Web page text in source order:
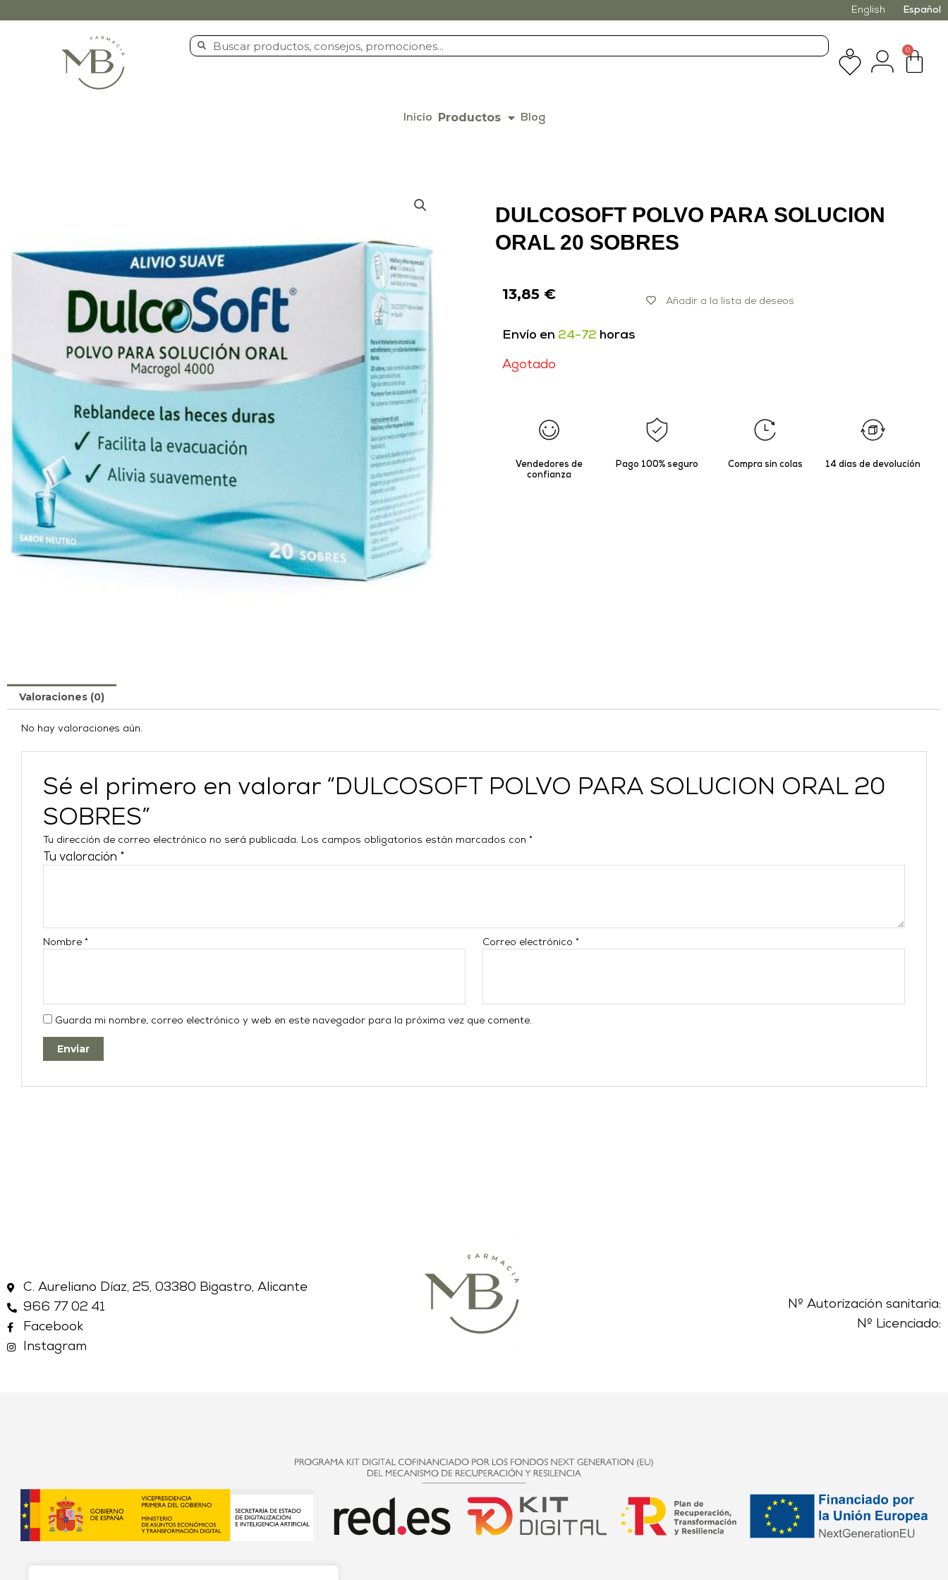
English Español
0
Inicio Productos Blog
DULCOSOFT POLVO PARA SOLUCION
ORAL 20 SOBRES
13,85 € Añadir a la lista de deseos
Envío en 24-72 horas
Agotado
Vendedores de
confianza
Pago 100% seguro Compra sin colas 14 días de devolución
Valoraciones (0)
No hay valoraciones aún.
Sé el primero en valorar “DULCOSOFT POLVO PARA SOLUCION ORAL 20
SOBRES”
Tu dirección de correo electrónico no será publicada. Los campos obligatorios están marcados con*
Tu valoración *
Nombre* Correo electrónico*
Guarda mi nombre, correo electrónico y web en este navegador para la próxima vez que comente.
C. Aureliano Díaz, 25, 03380 Bigastro, Alicante
966 77 02 41
Facebook
Instagram
Nº Autorización sanitaria:
Nº Licenciado: